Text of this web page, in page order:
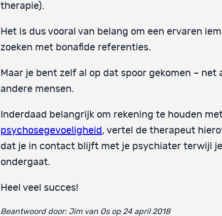
therapie).
Het is dus vooral van belang om een ervaren
zoeken met bonafide referenties.
Maar je bent zelf al op dat spoor gekomen – net
andere mensen.
Inderdaad belangrijk om rekening te houden
psychosegevoeligheid , vertel de therapeut
dat je in contact blijft met je psychiater terwijl
ondergaat.
Heel veel succes!
Beantwoord door: Jim van Os op 24 april 2018